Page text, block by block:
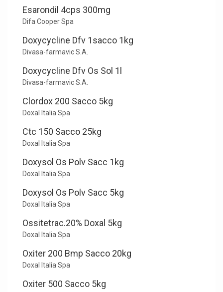
Esarondil 4cps 300mg
Difa Cooper Spa
Doxycycline Dfv 1sacco 1kg
Divasa-farmavic S.A.
Doxycycline Dfv Os Sol 1l
Divasa-farmavic S.A.
Clordox 200 Sacco 5kg
Doxal Italia Spa
Ctc 150 Sacco 25kg
Doxal Italia Spa
Doxysol Os Polv Sacc 1kg
Doxal Italia Spa
Doxysol Os Polv Sacc 5kg
Doxal Italia Spa
Ossitetrac.20% Doxal 5kg
Doxal Italia Spa
Oxiter 200 Bmp Sacco 20kg
Doxal Italia Spa
Oxiter 500 Sacco 5kg